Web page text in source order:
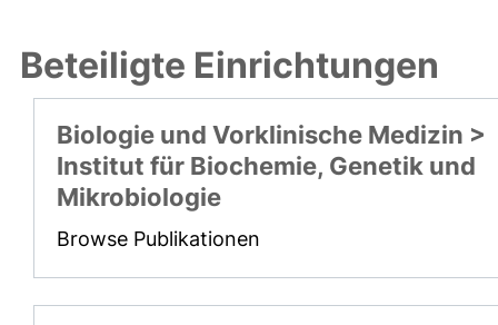
Beteiligte Einrichtungen
Biologie und Vorklinische Medizin >
Institut für Biochemie, Genetik und
Mikrobiologie
Browse Publikationen